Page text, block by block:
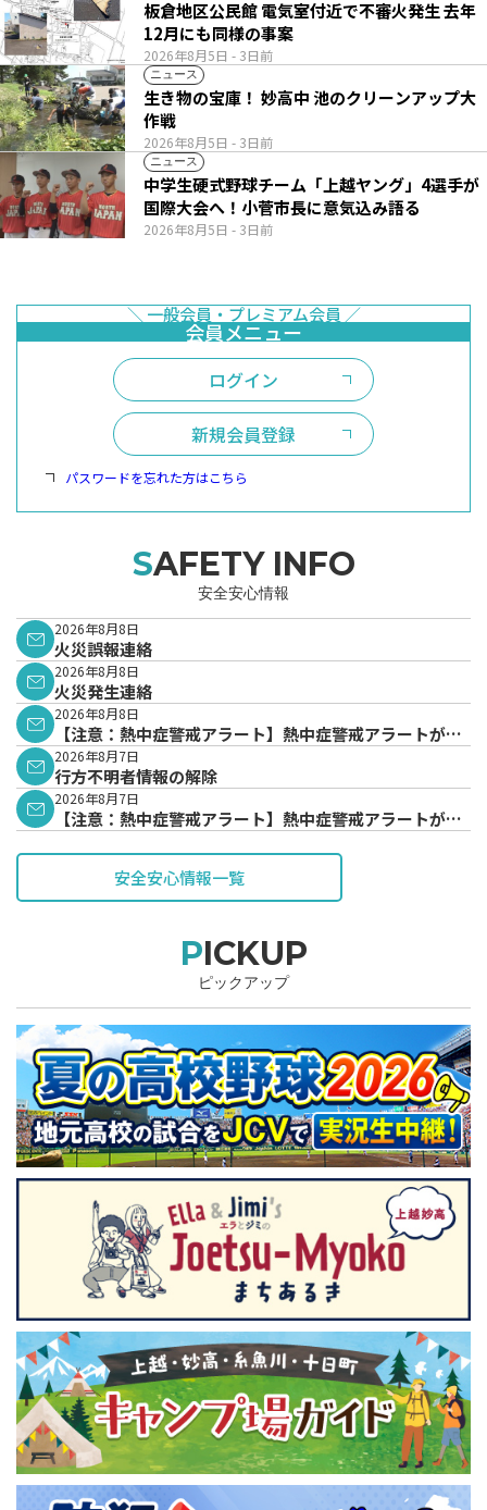
2026年8月5日 - 3日前
板倉地区公民館 電気室付近で不審火発生 去年
12月にも同様の事案
ニュース
2026年8月5日 - 3日前
生き物の宝庫！ 妙高中 池のクリーンアップ大
作戦
ニュース
2026年8月5日 - 3日前
中学生硬式野球チーム「上越ヤング」4選手が
国際大会へ！小菅市長に意気込み語る
ログイン
新規会員登録
パスワードを忘れた方はこちら
SAFETY INFO
安全安心情報
2026年8月8日
火災誤報連絡
2026年8月8日
火災発生連絡
2026年8月8日
【注意：熱中症警戒アラート】熱中症警戒アラートが発
表されています。
2026年8月7日
行方不明者情報の解除
2026年8月7日
【注意：熱中症警戒アラート】熱中症警戒アラートが発
安全安心情報一覧
PICKUP
ピックアップ